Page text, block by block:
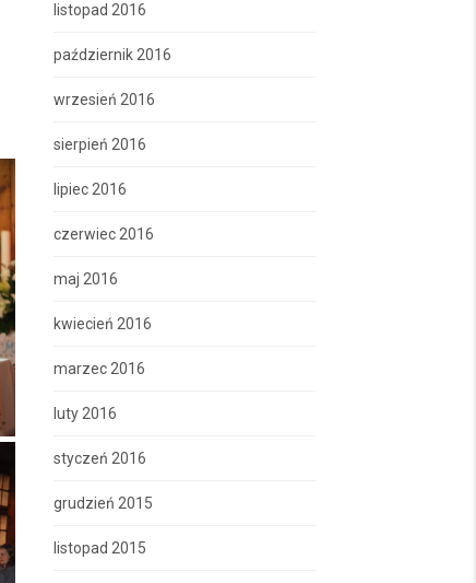
listopad 2016
październik 2016
wrzesień 2016
sierpień 2016
lipiec 2016
czerwiec 2016
maj 2016
kwiecień 2016
marzec 2016
luty 2016
styczeń 2016
grudzień 2015
listopad 2015